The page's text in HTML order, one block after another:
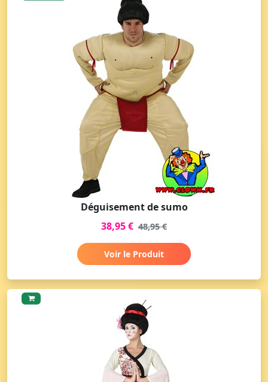
Déguisement de sumo
38,95 € 48,95 €
Voir le Produit